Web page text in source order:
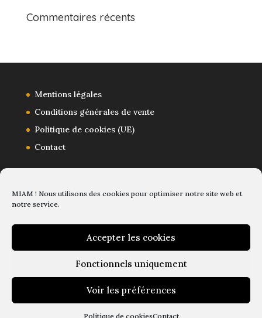
MIAM ! Nous utilisons des cookies pour optimiser notre site web et
notre service.
Accepter les cookies
Fonctionnels uniquement
Voir les préférences
Politique de cookiesContact
Commentaires récents
Mentions légales
Conditions générales de vente
Politique de cookies (UE)
Contact
2024© magical elves